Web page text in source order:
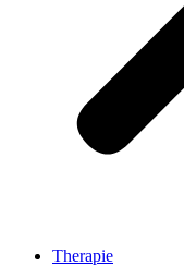
Therapie